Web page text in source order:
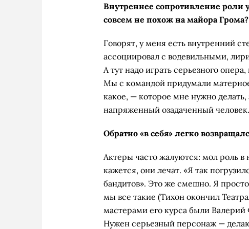
Внутреннее сопротивление роли
совсем не похож на майора Грома?
Говорят, у меня есть внутренний
ассоциировал с водевильными,
А тут надо играть серьезного
Мы с командой придумали
какое, — которое мне нужно
напряженный озадаченный
Обратно «в себя» легко
Актеры часто жалуются: мол роль в
кажется, они лечат. «Я так
бандитов». Это же смешно. Я
мы все такие (Тихон окончил
мастерами его курса были
Нужен серьезный персонаж —